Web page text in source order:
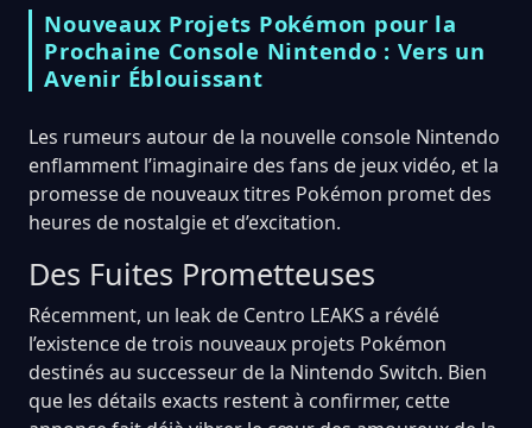
Nouveaux Projets Pokémon pour la
Prochaine Console Nintendo : Vers un
Avenir Éblouissant
Les rumeurs autour de la nouvelle console Nintendo
enflamment l’imaginaire des fans de jeux vidéo, et la
promesse de nouveaux titres Pokémon promet des
heures de nostalgie et d’excitation.
Des Fuites Prometteuses
Récemment, un leak de Centro LEAKS a révélé
l’existence de trois nouveaux projets Pokémon
destinés au successeur de la Nintendo Switch. Bien
que les détails exacts restent à confirmer, cette